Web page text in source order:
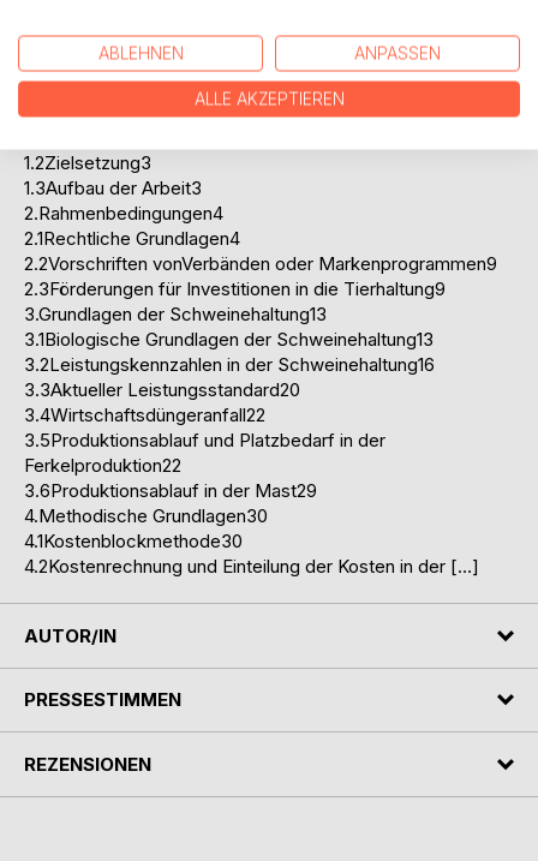
pro Ferkel deutlich über denen von Stallhaltungssystemen.
Inhaltsverzeichnis:Inhaltsverzeichnis:
1.Einleitung1
1.2Zielsetzung3
1.3Aufbau der Arbeit3
2.Rahmenbedingungen4
2.1Rechtliche Grundlagen4
2.2Vorschriften vonVerbänden oder Markenprogrammen9
2.3Förderungen für Investitionen in die Tierhaltung9
3.Grundlagen der Schweinehaltung13
3.1Biologische Grundlagen der Schweinehaltung13
3.2Leistungskennzahlen in der Schweinehaltung16
3.3Aktueller Leistungsstandard20
3.4Wirtschaftsdüngeranfall22
3.5Produktionsablauf und Platzbedarf in der
Ferkelproduktion22
3.6Produktionsablauf in der Mast29
4.Methodische Grundlagen30
4.1Kostenblockmethode30
4.2Kostenrechnung und Einteilung der Kosten in der […]
AUTOR/IN
PRESSESTIMMEN
REZENSIONEN
ABLEHNEN ANPASSEN
ALLE AKZEPTIEREN